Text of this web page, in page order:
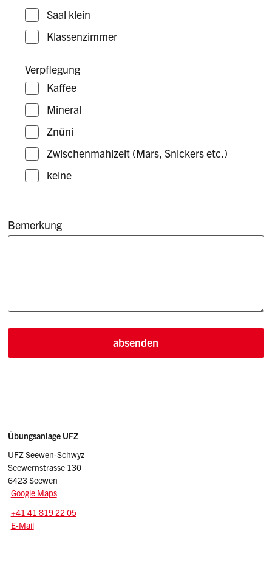
Saal klein
Klassenzimmer
Verpflegung
Kaffee
Mineral
Znüni
Zwischenmahlzeit (Mars, Snickers etc.)
keine
Bemerkung
absenden
Sidebar
Adresse
Übungsanlage UFZ
UFZ Seewen-Schwyz
Seewernstrasse 130
6423 Seewen
Google Maps
Tel.:
+41 41 819 22 05
E-Mail: ufz.amfz
E-Mail